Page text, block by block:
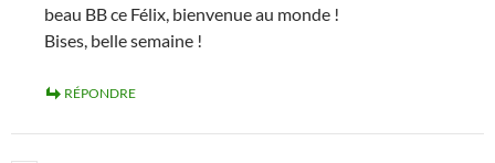
beau BB ce Félix, bienvenue au monde !
Bises, belle semaine !
RÉPONDRE